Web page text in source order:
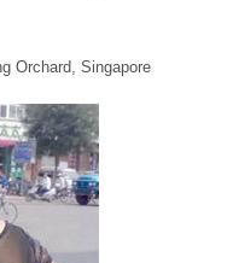
Orchard, Singapore